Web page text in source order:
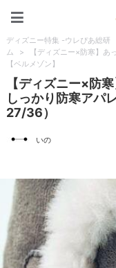
ディズニー特集 -ウレぴあ総研
ム
>
【ディズニー×防寒】
【ベルメゾン】
【ディズニー×防
しっかり防寒アパ
27/36）
いの